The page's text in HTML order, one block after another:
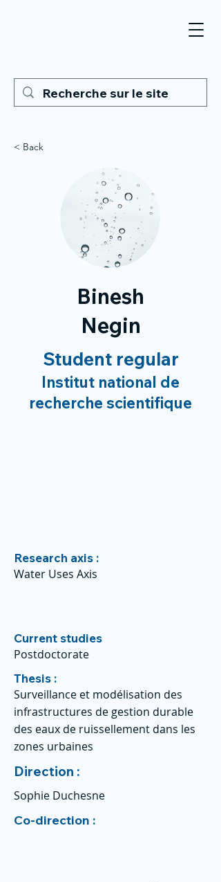
< Back
Binesh
Negin
Student regular
Institut national de
recherche scientifique
Research axis :
Water Uses Axis
Current studies
Postdoctorate
Thesis :
Surveillance et modélisation des
infrastructures de gestion durable
des eaux de ruissellement dans les
zones urbaines
Direction :
Sophie Duchesne
Co-direction :